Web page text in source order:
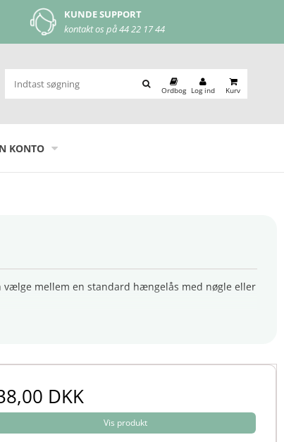
MOBILEPAY
let og nem betaling
Ordbog Log ind Kurv
KONTO
vælge mellem en standard hængelås med nøgle eller
DKK
Vis produkt